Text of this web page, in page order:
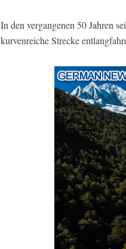
In den vergangenen 50 Jahren
kurvenreiche Strecke